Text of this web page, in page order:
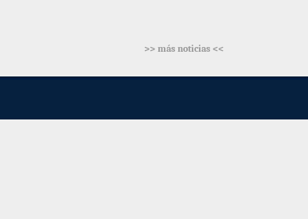
>> más noticias <<